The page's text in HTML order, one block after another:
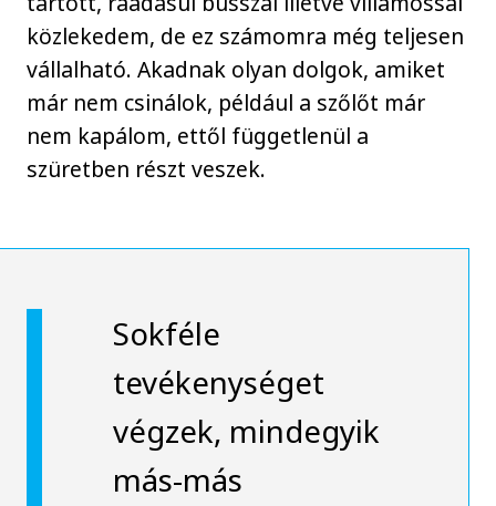
közlekedem, de ez számomra még teljesen
vállalható. Akadnak olyan dolgok, amiket
már nem csinálok, például a szőlőt már
nem kapálom, ettől függetlenül a
szüretben részt veszek.
Sokféle
tevékenységet
végzek, mindegyik
más-más